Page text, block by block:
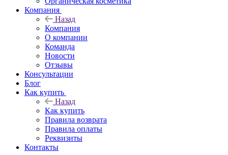
Компания
Назад
Компания
О компании
Команда
Новости
Отзывы
Консультации
Блог
Как купить
Назад
Как купить
Правила возврата
Правила оплаты
Реквизиты
Контакты